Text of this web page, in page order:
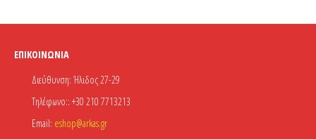
ΕΠΙΚΟΙΝΩΝΊΑ
Διεύθυνση: Ήλιδος 27-29
Τηλέφωνο:: +30 210 7713213
Email: eshop@arkas.gr